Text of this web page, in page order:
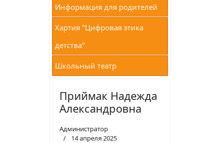
Информация для родителей
Хартия "Цифровая этика
детства"
Школьный театр
Приймак Надежда
Александровна
Администратор
14 апреля 2025